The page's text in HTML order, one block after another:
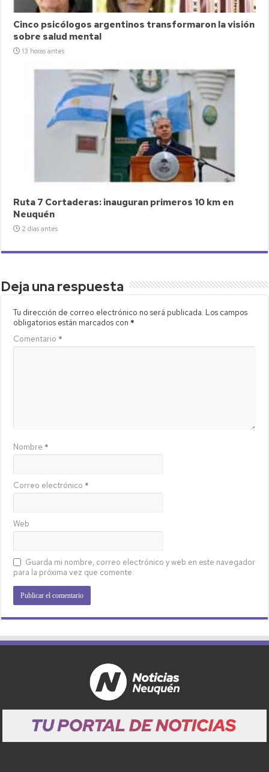
Cinco psicólogos argentinos transformaron la visión
sobre salud mental
13 horas antes
Ruta 7 Cortaderas: inauguran primeros 10 km en
Neuquén
2 días antes
Deja una respuesta
Tu dirección de correo electrónico no será publicada. Los campos
obligatorios están marcados con *
Comentario *
Nombre *
Correo electrónico *
Web
Guarda mi nombre, correo electrónico y web en este navegador
para la próxima vez que comente.